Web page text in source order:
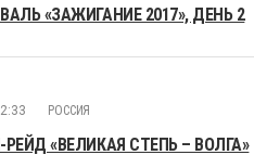
«ЗАЖИГАНИЕ 2017», ДЕНЬ 2
РОССИЯ
РЕЙД «ВЕЛИКАЯ СТЕПЬ – ВОЛГА»